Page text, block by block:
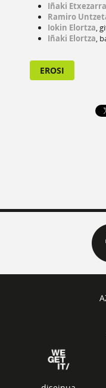
Iñaki
Ramiro
Iokin Elortza,
Iñaki Elortza,
EROSI